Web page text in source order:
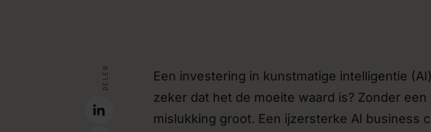
Begeleiding en training voor teams die zelf met AI en
nieuwe tools aan de slag willen.
DELEN
Een investering in kunstmatige intelligentie
zeker dat het de moeite waard is? Zonder
mislukking groot. Een ijzersterke AI business